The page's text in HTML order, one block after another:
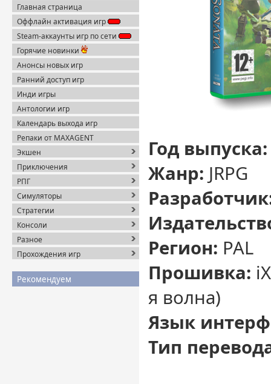
Главная страница
Оффлайн активация игр
Steam-аккаунты игр по сети
Горячие новинки
Анонсы новых игр
Ранний доступ игр
Инди игры
Антологии игр
Календарь выхода игр
Репаки от MAXAGENT
Экшен
Приключения
РПГ
Симуляторы
Стратегии
Консоли
Разное
Прохождения игр
Рекомендуем
Год выпуска:
Жанр: JRPG
Регион: PAL
Прошивка:
я волна)
Язык
Тип